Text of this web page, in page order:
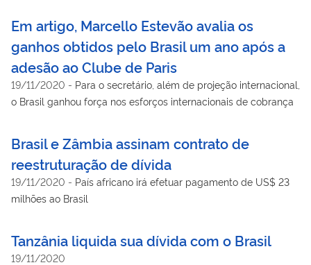
Em artigo, Marcello Estevão avalia os
ganhos obtidos pelo Brasil um ano após a
adesão ao Clube de Paris
19/11/2020 - Para o secretário, além de projeção internacional,
o Brasil ganhou força nos esforços internacionais de cobrança
Brasil e Zâmbia assinam contrato de
reestruturação de dívida
19/11/2020 - País africano irá efetuar pagamento de US$ 23
milhões ao Brasil
Tanzânia liquida sua dívida com o Brasil
19/11/2020